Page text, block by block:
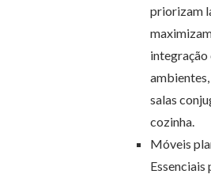
priorizam
integração
salas
cozinha.
Móveis
Essenciais